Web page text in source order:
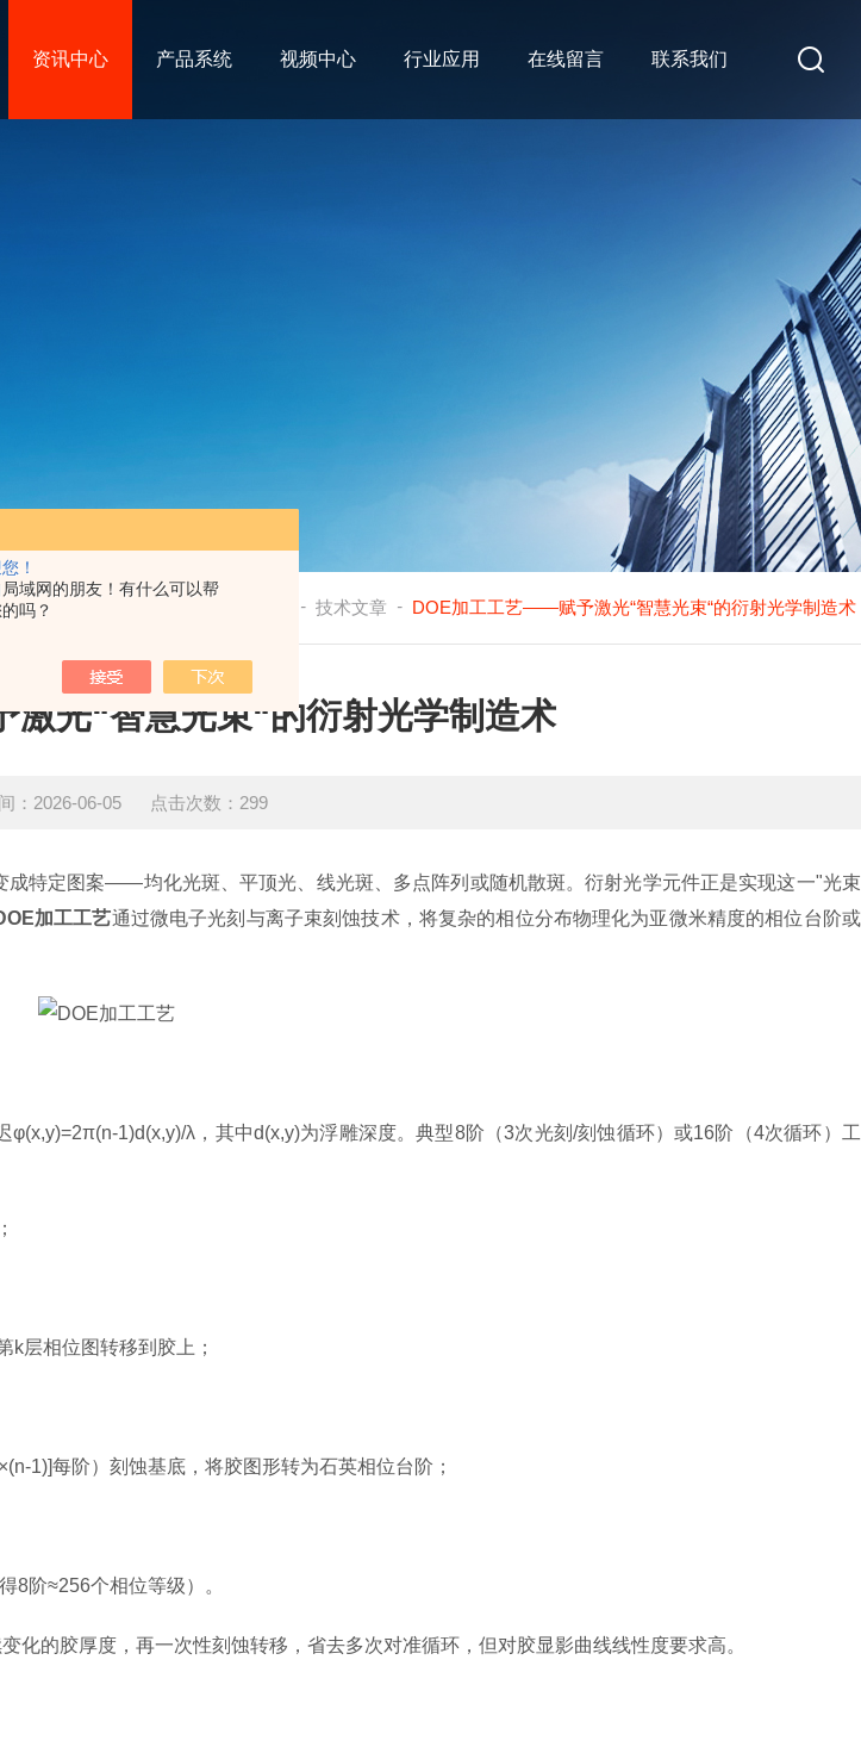
！
域网的朋友！有什么可以帮
吗？
资讯中心 产品系统 视频中心 行业应用 在线留言 联系我们
- 技术文章 - DOE加工工艺——赋予激光“智慧光束“的衍射光学制造术
光“智慧光束“的衍射光学制造术
：2026-06-05 点击次数：299
定图案——均化光斑、平顶光、线光斑、多点阵列或随机散斑。衍射光学元件正是实现这一"光
加工工艺通过微电子光刻与离子束刻蚀技术，将复杂的相位分布物理化为亚微米精度的相位台阶
1)d(x,y)/λ，其中d(x,y)为浮雕深度。典型8阶（3次光刻/刻蚀循环）或16阶（4次循环）
层相位图转移到胶上；
1)]每阶）刻蚀基底，将胶图形转为石英相位台阶；
阶≈256个相位等级）。
的胶厚度，再一次性刻蚀转移，省去多次对准循环，但对胶显影曲线线性度要求高。